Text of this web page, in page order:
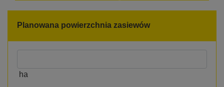
Planowana powierzchnia zasiewów
ha